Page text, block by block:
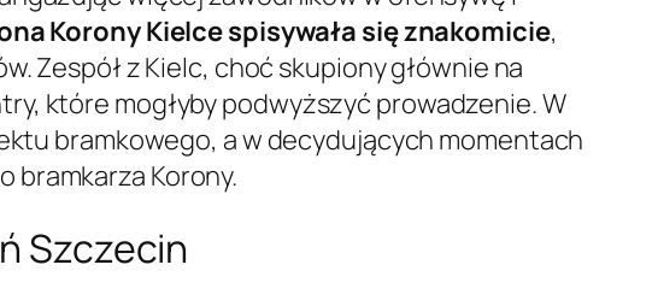
Korony Kielce spisywała się znakomicie,
Zespół z Kielc, choć skupiony głównie na
które mogłyby podwyższyć prowadzenie. W
bramkowego, a w decydujących momentach
bramkarza Korony.
Szczecin